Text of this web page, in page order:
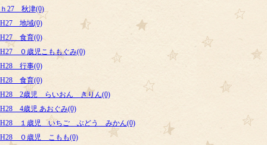
ｈ27 秋津(0)
H27 地域(0)
H27 食育(0)
H27 ０歳児こももぐみ(0)
H28 行事(0)
H28 食育(0)
H28 2歳児 らいおん きりん(0)
H28 4歳児 あおぐみ(0)
H28 １歳児 いちご ぶどう みかん(0)
H28 ０歳児 こもも(0)